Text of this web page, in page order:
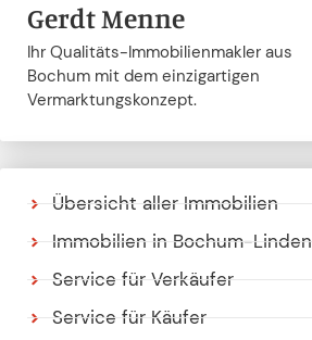
Gerdt Menne
Ihr Qualitäts-Immobilienmakler aus
Bochum mit dem einzigartigen
Vermarktungskonzept.
Übersicht aller Immobilien
Immobilien in Bochum-Linden
Service für Verkäufer
Service für Käufer